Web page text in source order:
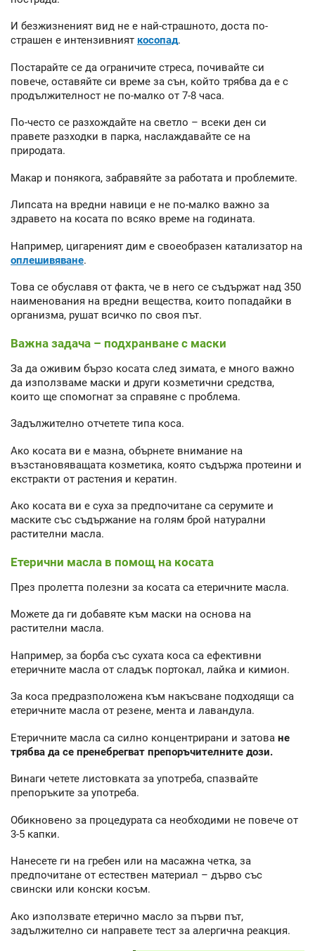
И безжизненият вид не е най-страшното, доста по-
страшен е интензивният косопад.
Постарайте се да ограничите стреса, почивайте си
повече, оставяйте си време за сън, който трябва да е с
продължителност не по-малко от 7-8 часа.
По-често се разхождайте на светло – всеки ден си
правете разходки в парка, наслаждавайте се на
природата.
Макар и понякога, забравяйте за работата и проблемите.
Липсата на вредни навици е не по-малко важно за
здравето на косата по всяко време на годината.
Например, цигареният дим е своеобразен катализатор на
оплешивяване.
Това се обуславя от факта, че в него се съдържат над 350
наименования на вредни вещества, които попадайки в
организма, рушат всичко по своя път.
Важна задача – подхранване с маски
За да оживим бързо косата след зимата, е много важно
да използваме маски и други козметични средства,
които ще спомогнат за справяне с проблема.
Задължително отчетете типа коса.
Ако косата ви е мазна, обърнете внимание на
възстановяващата козметика, която съдържа протеини и
екстракти от растения и кератин.
Ако косата ви е суха за предпочитане са серумите и
маските със съдържание на голям брой натурални
растителни масла.
Етерични масла в помощ на косата
През пролетта полезни за косата са етеричните масла.
Можете да ги добавяте към маски на основа на
растителни масла.
Например, за борба със сухата коса са ефективни
етеричните масла от сладък портокал, лайка и кимион.
За коса предразположена към накъсване подходящи са
етеричните масла от резене, мента и лавандула.
Етеричните масла са силно концентрирани и затова не
трябва да се пренебрегват препоръчителните дози.
Винаги четете листовката за употреба, спазвайте
препоръките за употреба.
Обикновено за процедурата са необходими не повече от
3-5 капки.
Нанесете ги на гребен или на масажна четка, за
предпочитане от естествен материал – дърво със
свински или конски косъм.
Ако използвате етерично масло за първи път,
задължително си направете тест за алергична реакция.